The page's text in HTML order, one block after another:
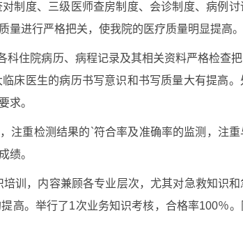
制度、三级医师查房制度、会诊制度、病例
进行严格把关，使我院的医疗质量明显提高。
住院病历、病程记录及其相关资料严格检查
床医生的病历书写意识和书写质量大有提高
求。
注重检测结果的`符合率及准确率的监测，注
绩。
训，内容兼顾各专业层次，尤其对急救知识
高。举行了1次业务知识考核，合格率100％